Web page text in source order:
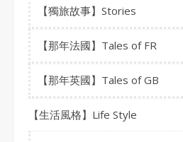
【獨旅故事】Stories
【那年法國】Tales of FR
【那年英國】Tales of GB
【生活風格】Life Style